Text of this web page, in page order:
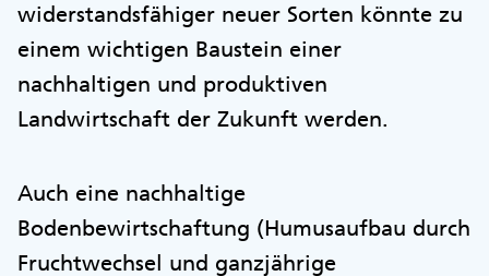
widerstandsfähiger neuer Sorten könnte zu
einem wichtigen Baustein einer
nachhaltigen und produktiven
Landwirtschaft der Zukunft werden.
Auch eine nachhaltige
Bodenbewirtschaftung (Humusaufbau durch
Fruchtwechsel und ganzjährige